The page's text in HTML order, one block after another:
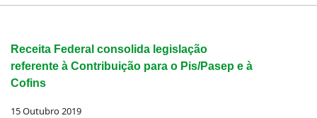
Receita Federal consolida legislação
referente à Contribuição para o Pis/Pasep e à
Cofins
15 Outubro 2019